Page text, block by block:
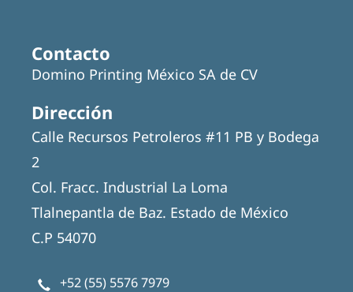
Contacto
Domino Printing México SA de CV
Dirección
Calle Recursos Petroleros #11 PB y Bodega
2
Col. Fracc. Industrial La Loma
Tlalnepantla de Baz. Estado de México
C.P 54070
+52 (55) 5576 7979